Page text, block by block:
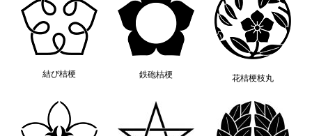
結び桔梗 鉄砲桔梗 花桔梗枝丸